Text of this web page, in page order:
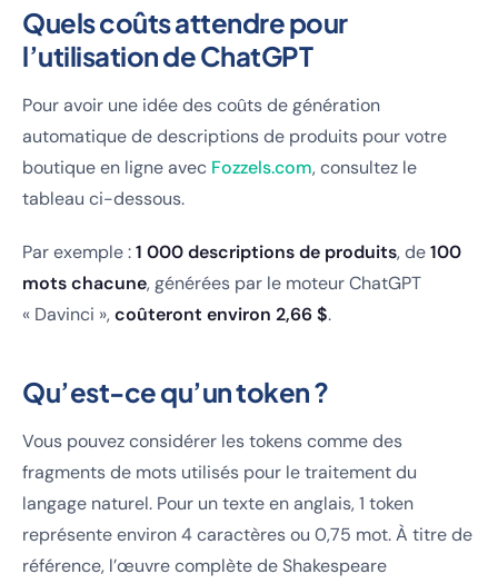
Quels coûts attendre pour
l’utilisation de ChatGPT
Pour avoir une idée des coûts de génération
automatique de descriptions de produits pour votre
boutique en ligne avec Fozzels.com, consultez le
tableau ci-dessous.
Par exemple :1 000 descriptions de produits, de100
mots chacune, générées par le moteur ChatGPT
« Davinci »,coûteront environ 2,66 $.
Qu’est-ce qu’un token ?
Vous pouvez considérer les tokens comme des
fragments de mots utilisés pour le traitement du
langage naturel. Pour un texte en anglais, 1 token
représente environ 4 caractères ou 0,75 mot. À titre de
référence, l’œuvre complète de Shakespeare